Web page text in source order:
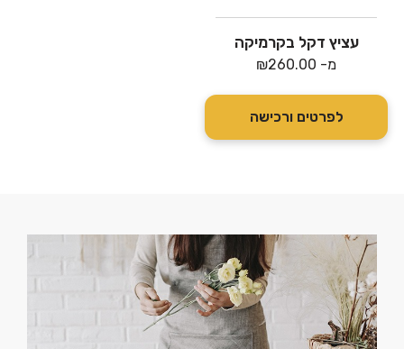
עציץ דקל בקרמיקה
מ- ₪260.00
לפרטים ורכישה